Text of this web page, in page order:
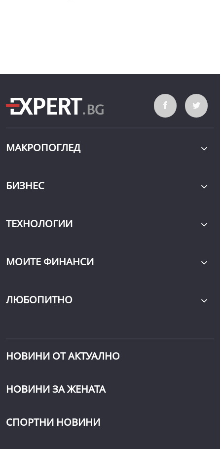
МАКРОПОГЛЕД
БИЗНЕС
ТЕХНОЛОГИИ
МОИТЕ ФИНАНСИ
ЛЮБОПИТНО
НОВИНИ ОТ АКТУАЛНО
НОВИНИ ЗА ЖЕНАТА
СПОРТНИ НОВИНИ